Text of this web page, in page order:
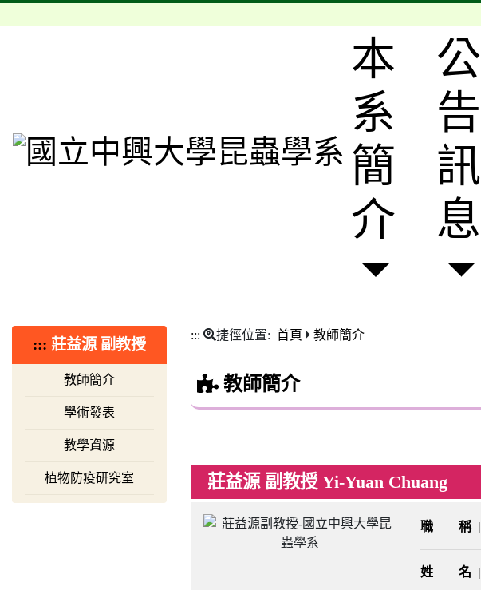
本
系
簡
介
公
告
訊
息
::: 莊益源 副教授
教師簡介
學術發表
教學資源
植物防疫研究室
::: 捷徑位置: 首頁 教師簡介
教師簡介
莊益源 副教授 Yi-Yuan Chuang
職 稱 |
姓 名 |